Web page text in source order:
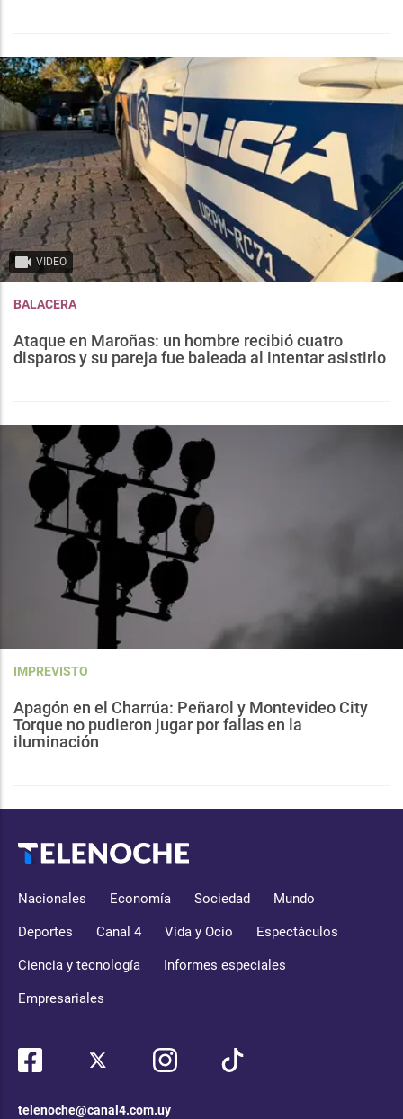
VIDEO
BALACERA
Ataque en Maroñas: un hombre recibió cuatro
disparos y su pareja fue baleada al intentar asistirlo
IMPREVISTO
Apagón en el Charrúa: Peñarol y Montevideo City
Torque no pudieron jugar por fallas en la
iluminación
Nacionales Economía Sociedad Mundo
Deportes Canal 4 Vida y Ocio Espectáculos
Ciencia y tecnología Informes especiales
Empresariales
telenoche@canal4.com.uy